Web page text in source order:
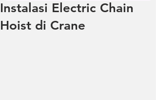
Instalasi Electric Chain
Hoist di Crane